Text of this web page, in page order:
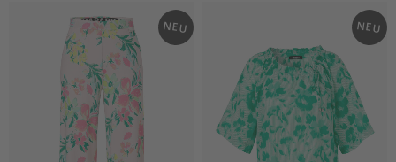
NEU NEU